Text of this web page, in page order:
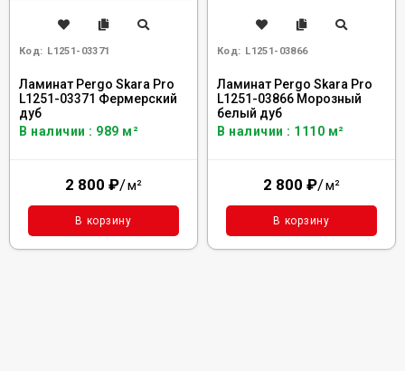
Код: L1251-03371
Ламинат Pergo Skara Pro
L1251-03371 Фермерский
дуб
В наличии : 989 м²
2 800 ₽/м²
В корзину
Код: L1251-03866
Ламинат Pergo Skara Pro
L1251-03866 Морозный
белый дуб
В наличии : 1110 м²
2 800 ₽/м²
В корзину